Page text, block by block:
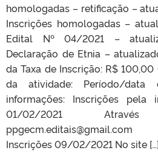
homologadas – retificação –
Inscrições homologadas –
Edital Nº 04/2021 –
Declaração de Etnia –
da Taxa de Inscrição: R$
da atividade: Período/data
informações: Inscrições pela
01/02/2021
Inscrições 09/02/2021 No site […]